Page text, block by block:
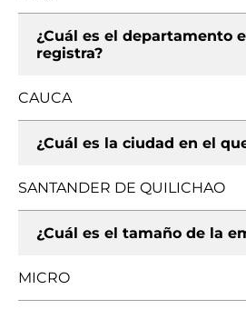
¿Cuál es el departamento
registra?
CAUCA
¿Cuál es la ciudad en el
SANTANDER DE QUILICHAO
¿Cuál es el tamaño de la
MICRO